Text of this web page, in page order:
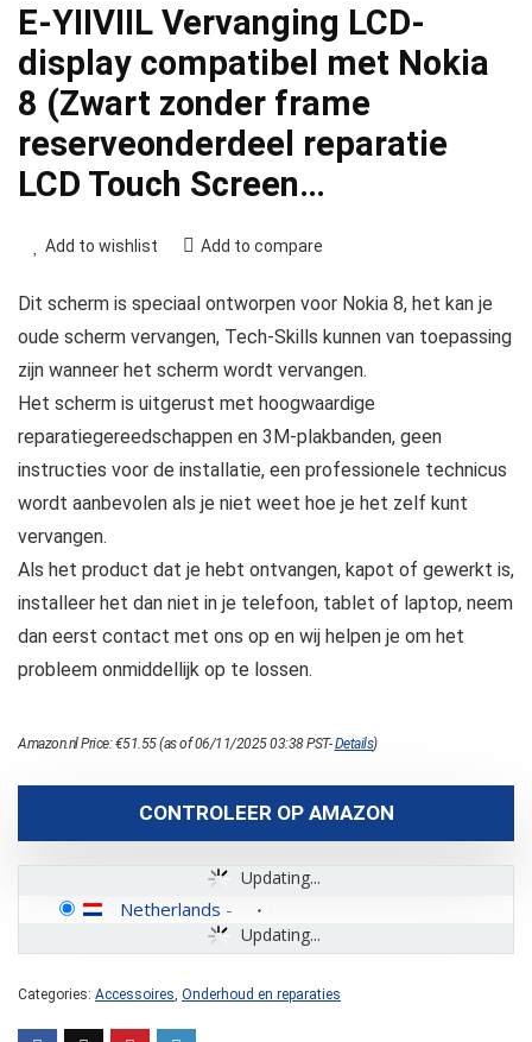
E-YIIVIIL Vervanging LCD-
display compatibel met Nokia
8 (Zwart zonder frame
reserveonderdeel reparatie
LCD Touch Screen…
Add to wishlist Add to compare
Dit scherm is speciaal ontworpen voor Nokia 8, het kan je
oude scherm vervangen, Tech-Skills kunnen van toepassing
zijn wanneer het scherm wordt vervangen.
Het scherm is uitgerust met hoogwaardige
reparatiegereedschappen en 3M-plakbanden, geen
instructies voor de installatie, een professionele technicus
wordt aanbevolen als je niet weet hoe je het zelf kunt
vervangen.
Als het product dat je hebt ontvangen, kapot of gewerkt is,
installeer het dan niet in je telefoon, tablet of laptop, neem
dan eerst contact met ons op en wij helpen je om het
probleem onmiddellijk op te lossen.
Amazon.nl Price:€51.55(as of 06/11/2025 03:38 PST-Details)
CONTROLEER OP AMAZON
Updating...
Updating...
Netherlands -
Categories: Accessoires Onderhoud en reparaties